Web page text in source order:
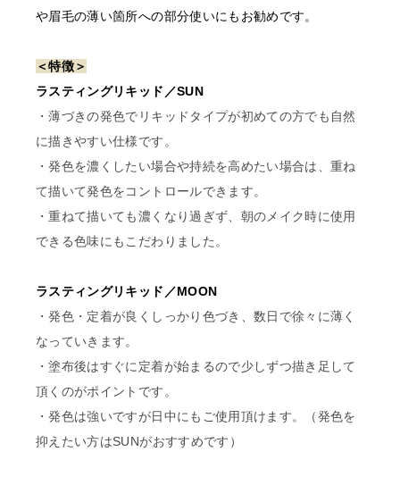
や眉毛の薄い箇所への部分使いにもお勧めです。
＜特徴＞
ラスティングリキッド／SUN
・薄づきの発色でリキッドタイプが初めての方でも自然
に描きやすい仕様です。
・発色を濃くしたい場合や持続を高めたい場合は、重ね
て描いて発色をコントロールできます。
・重ねて描いても濃くなり過ぎず、朝のメイク時に使用
できる色味にもこだわりました。
ラスティングリキッド／MOON
・発色・定着が良くしっかり色づき、数日で徐々に薄く
なっていきます。
・塗布後はすぐに定着が始まるので少しずつ描き足して
頂くのがポイントです。
・発色は強いですが日中にもご使用頂けます。（発色を
抑えたい方はSUNがおすすめです）